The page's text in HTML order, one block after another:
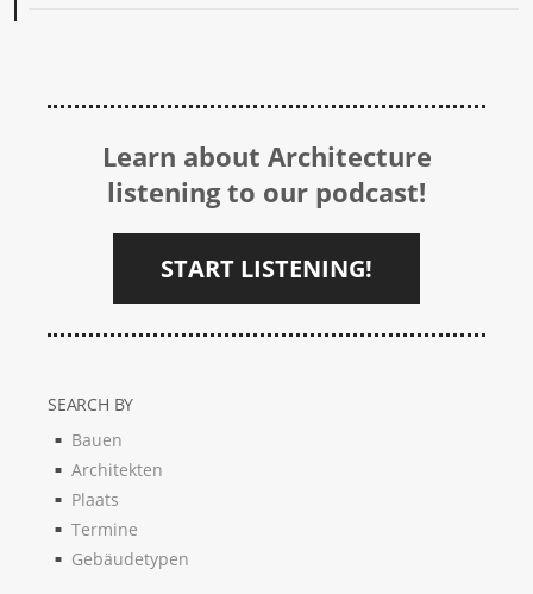
Learn about Architecture
listening to our podcast!
START LISTENING!
SEARCH BY
Bauen
Architekten
Plaats
Termine
Gebäudetypen